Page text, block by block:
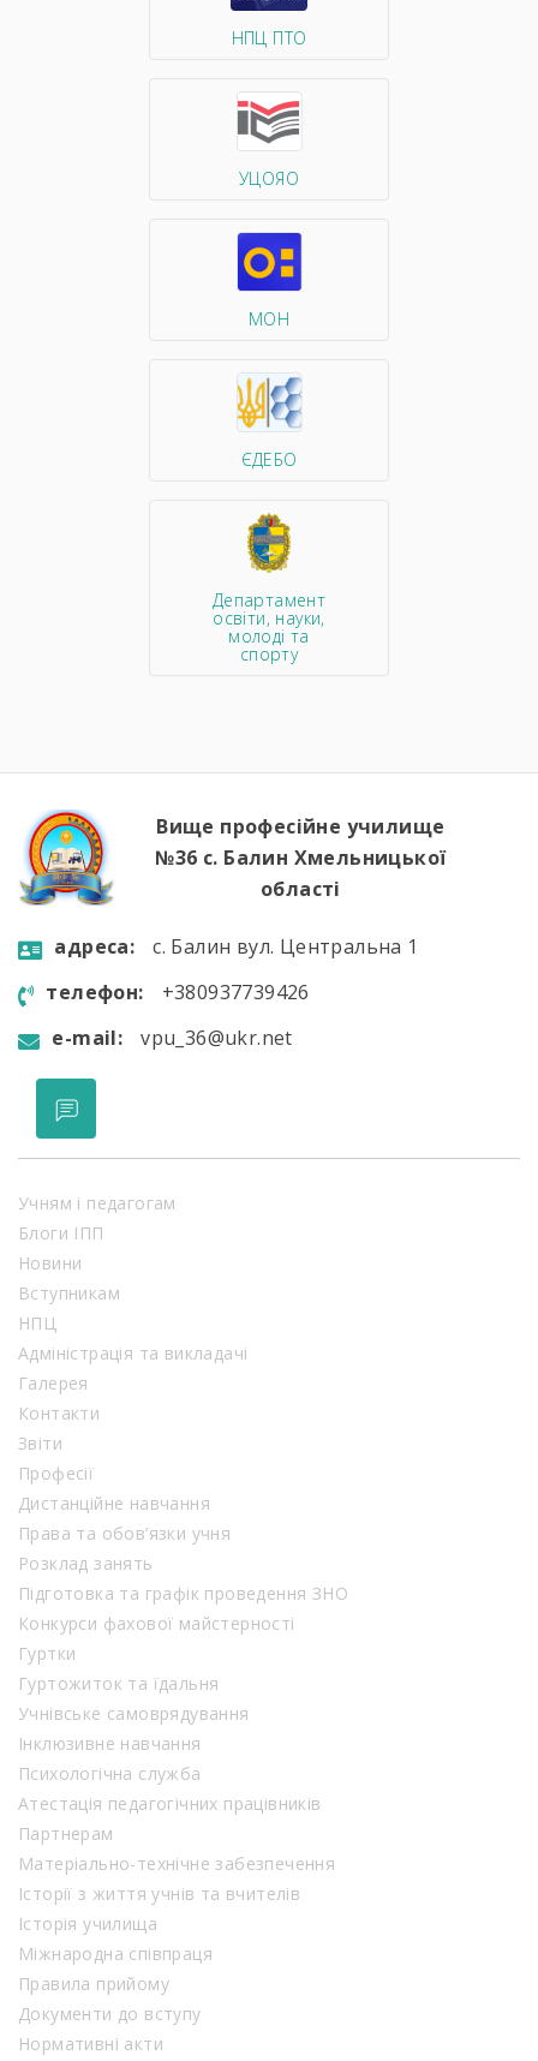
НПЦ ПТО
УЦОЯО
МОН
ЄДЕБО
Департамент
освіти, науки,
молоді та
спорту
Вище професійне училище
№36 с. Балин Хмельницької
області
aдресa:
с. Балин вул. Центральна 1
телефон:
+380937739426
e-mail:
vpu_36@ukr.net
Учням і педагогам
Блоги ІПП
Новини
Вступникам
НПЦ
Адміністрація та викладачі
Галерея
Контакти
Звіти
Професії
Дистанційне навчання
Права та обов’язки учня
Розклад занять
Підготовка та графік проведення ЗНО
Конкурси фахової майстерності
Гуртки
Гуртожиток та їдальня
Учнівське самоврядування
Інклюзивне навчання
Психологічна служба
Атестація педагогічних працівників
Партнерам
Матеріально-технічне забезпечення
Історії з життя учнів та вчителів
Історія училища
Міжнародна співпраця
Правила прийому
Документи до вступу
Нормативні акти